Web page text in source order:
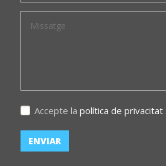
Accepte la política de privacitat